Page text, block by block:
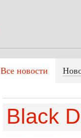
Все новости
Black